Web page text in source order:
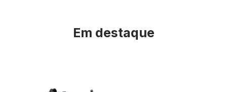
Em destaque